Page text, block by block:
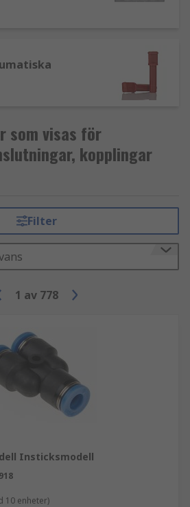
som visas för
kopplingar
Filter
1 av 778
Insticksmodell
10 enheter)